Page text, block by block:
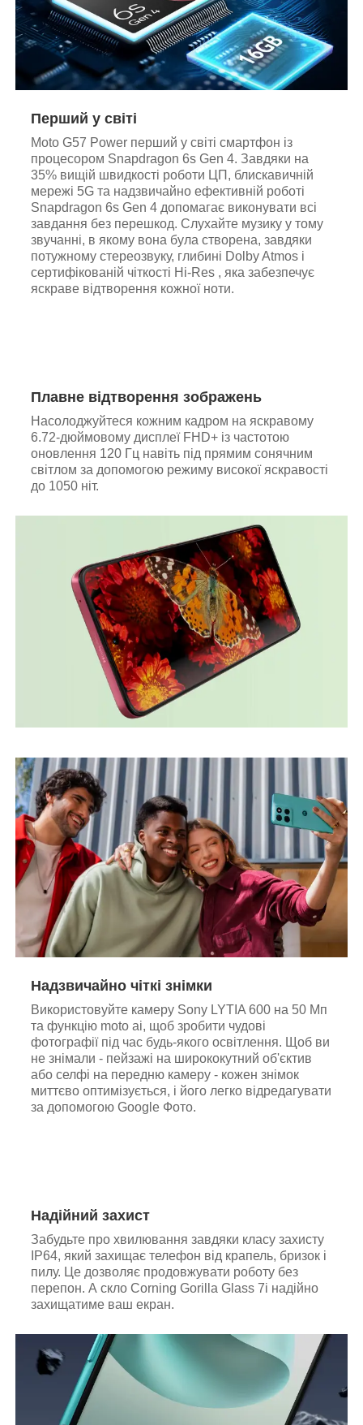
Перший у світі
Moto G57 Power перший у світі смартфон із
процесором Snapdragon 6s Gen 4. Завдяки на
35% вищій швидкості роботи ЦП, блискавичній
мережі 5G та надзвичайно ефективній роботі
Snapdragon 6s Gen 4 допомагає виконувати всі
завдання без перешкод. Слухайте музику у тому
звучанні, в якому вона була створена, завдяки
потужному стереозвуку, глибині Dolby Atmos і
сертифікованій чіткості Hi-Res , яка забезпечує
яскраве відтворення кожної ноти.
Плавне відтворення зображень
Насолоджуйтеся кожним кадром на яскравому
6.72-дюймовому дисплеї FHD+ із частотою
оновлення 120 Гц навіть під прямим сонячним
світлом за допомогою режиму високої яскравості
до 1050 ніт.
Надзвичайно чіткі знімки
Використовуйте камеру Sony LYTIA 600 на 50 Мп
та функцію moto ai, щоб зробити чудові
фотографії під час будь-якого освітлення. Щоб ви
не знімали - пейзажі на ширококутний об'єктив
або селфі на передню камеру - кожен знімок
миттєво оптимізується, і його легко відредагувати
за допомогою Google Фото.
Надійний захист
Забудьте про хвилювання завдяки класу захисту
IP64, який захищає телефон від крапель, бризок і
пилу. Це дозволяє продовжувати роботу без
перепон. А скло Corning Gorilla Glass 7i надійно
захищатиме ваш екран.